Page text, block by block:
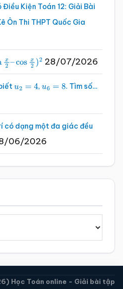
Kiện Toán 12: Giải Bài
Ôn Thi THPT Quốc Gia
–cosx2 )2 28/07/2026
u2 =4 , u6 =8 . Tìm số…
có dạng một đa giác đều
06/2026
Học Toán online - Giải bài tập